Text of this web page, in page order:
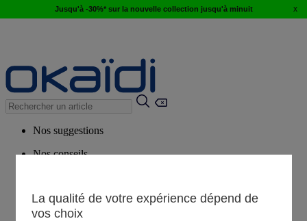
Jusqu'à -30%* sur la nouvelle collection jusqu'à minuit x
Nos suggestions
Nos conseils
La qualité de votre expérience dépend de
vos choix